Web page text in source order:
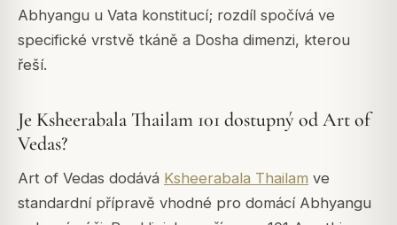
Abhyangu u Vata konstitucí; rozdíl spočívá ve
specifické vrstvě tkáně a Dosha dimenzi, kterou
řeší.
Je Ksheerabala Thailam 101 dostupný od Art of
Vedas?
Art of Vedas dodává Ksheerabala Thailam ve
standardní přípravě vhodné pro domácí Abhyangu